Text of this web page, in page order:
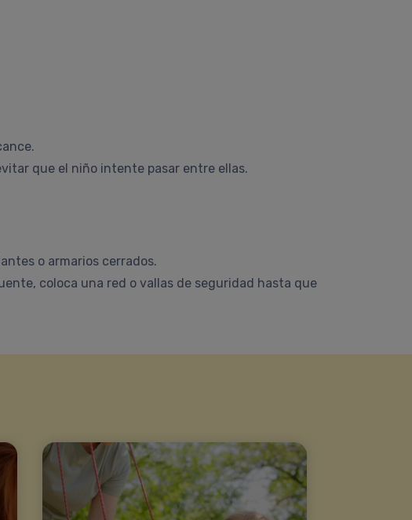
que el niño intente pasar entre ellas.
o armarios cerrados.
coloca una red o vallas de seguridad hasta que